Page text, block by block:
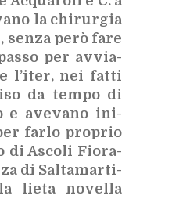
la chi­rur­gia
sen­za però fare
per av­via­
l’i­ter, nei fat­ti
da tem­po di
e ave­va­no ini­
far­lo pro­prio
di Asco­li Fio­ra­
di Sal­ta­mar­ti­
lie­ta no­vel­la